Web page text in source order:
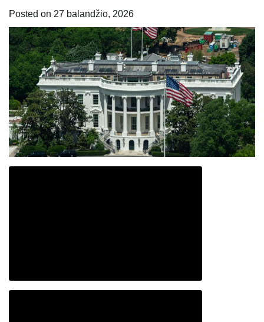
Posted on 27 balandžio, 2026